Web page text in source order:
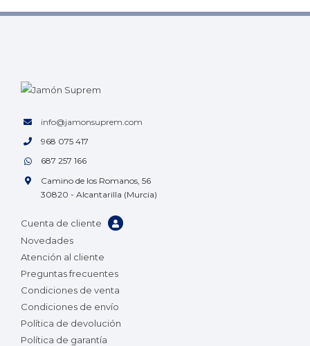
info@jamonsuprem.com
968 075 417
687 257 166
Camino de los Romanos, 56
30820 - Alcantarilla (Murcia)
Cuenta de cliente
Novedades
Atención al cliente
Preguntas frecuentes
Condiciones de venta
Condiciones de envío
Política de devolución
Política de garantía